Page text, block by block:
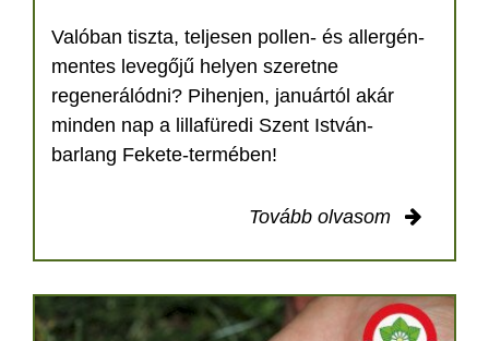
Valóban tiszta, teljesen pollen- és allergén-
mentes levegőjű helyen szeretne
regenerálódni? Pihenjen, januártól akár
minden nap a lillafüredi Szent István-
barlang Fekete-termében!
Tovább olvasom